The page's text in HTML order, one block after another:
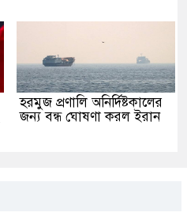
হরমুজ প্রণালি অনির্দিষ্টকালের
জন্য বন্ধ ঘোষণা করল ইরান